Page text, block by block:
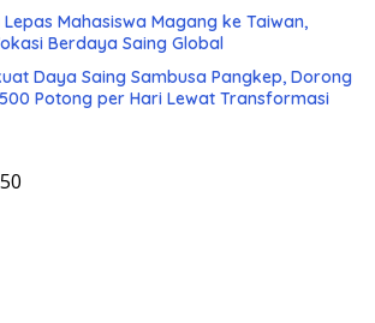
Mahasiswa Magang ke Taiwan,
Berdaya Saing Global
Daya Saing Sambusa Pangkep, Dorong
Potong per Hari Lewat Transformasi